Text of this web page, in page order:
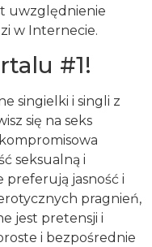
uwzględnienie
w Internecie.
#1!
singielki i singli z
się na seks
seksualną i
preferują jasność i
pragnień,
jest pretensji i
i bezpośrednie